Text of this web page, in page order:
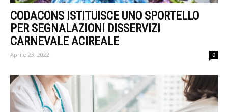
CODACONS ISTITUISCE UNO SPORTELLO
PER SEGNALAZIONI DISSERVIZI
CARNEVALE ACIREALE
Aprile 23, 2022 0